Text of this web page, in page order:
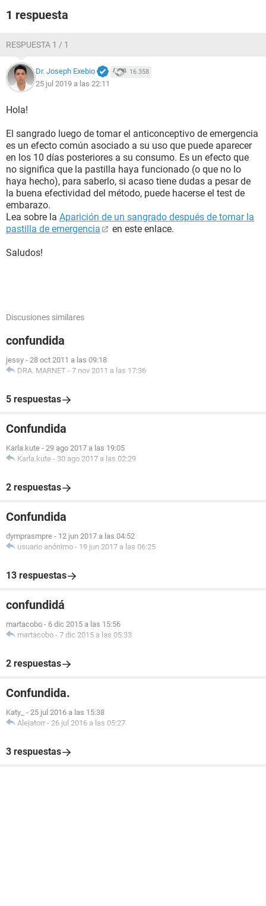
1 respuesta
RESPUESTA 1 / 1
Dr. Joseph Exebio 16.358
25 jul 2019 a las 22:11
Hola!
El sangrado luego de tomar el anticonceptivo de emergencia
es un efecto común asociado a su uso que puede aparecer
en los 10 días posteriores a su consumo. Es un efecto que
no significa que la pastilla haya funcionado (o que no lo
haya hecho), para saberlo, si acaso tiene dudas a pesar de
la buena efectividad del método, puede hacerse el test de
embarazo.
Lea sobre la Aparición de un sangrado después de tomar la
pastilla de emergencia
en este enlace.
Saludos!
Discusiones similares
confundida
jessy - 28 oct 2011 a las 09:18
DRA. MARNET - 7 nov 2011 a las 17:36
5 respuestas
Confundida
Karla.kute - 29 ago 2017 a las 19:05
Karla.kute - 30 ago 2017 a las 02:29
2 respuestas
Confundida
dymprasmpre - 12 jun 2017 a las 04:52
usuario anónimo - 19 jun 2017 a las 06:25
13 respuestas
confundidá
martacobo - 6 dic 2015 a las 15:56
martacobo - 7 dic 2015 a las 05:33
2 respuestas
Confundida.
Katy_ - 25 jul 2016 a las 15:38
Alejatorr - 26 jul 2016 a las 05:27
3 respuestas